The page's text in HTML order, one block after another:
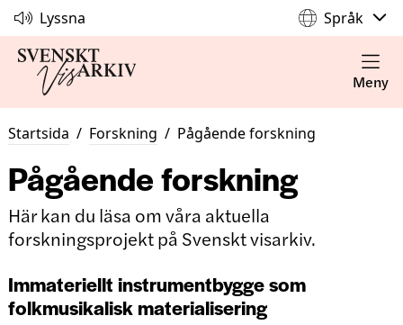
Lyssna Språk
Meny
Startsida / Forskning / Pågående forskning
Pågående forskning
Här kan du läsa om våra aktuella
forskningsprojekt på Svenskt visarkiv.
Immateriellt instrumentbygge som
folkmusikalisk materialisering